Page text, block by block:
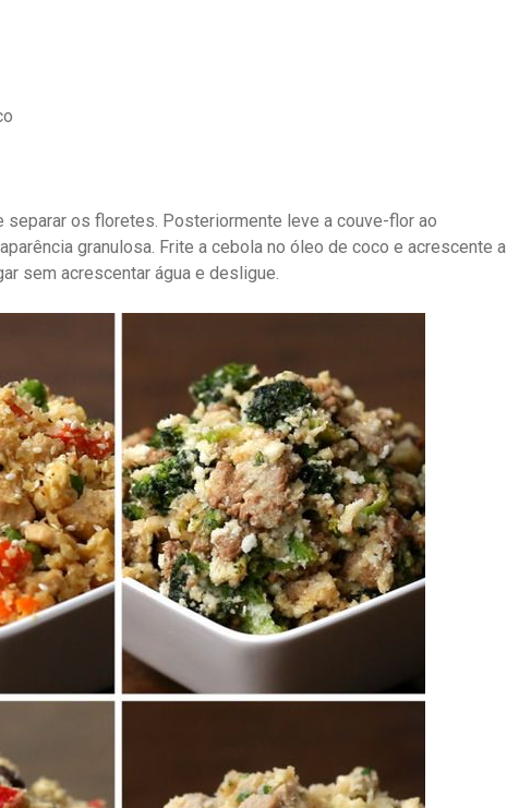
separar os floretes. Posteriormente leve a couve-flor ao
granulosa. Frite a cebola no óleo de coco e acrescente a
sem acrescentar água e desligue.